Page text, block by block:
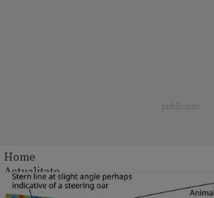
Home
Actualitate